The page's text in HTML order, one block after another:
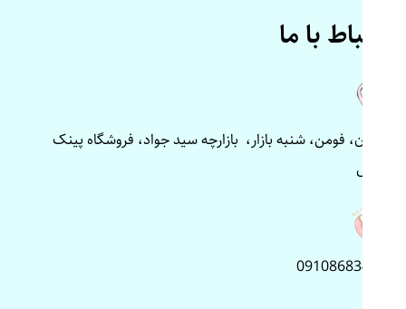
ارتباط با ما
گیلان، فومن، شنبه بازار، بازارچه سید جواد، فروشگاه پینک
پلاس
09108683499